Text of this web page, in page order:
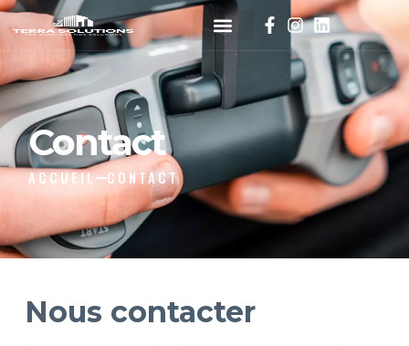
Contact
ACCUEIL CONTACT
Nous contacter